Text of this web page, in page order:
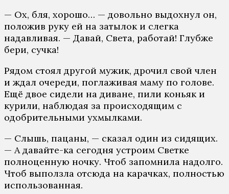
— Ох, бля, хорошо… — довольно выдохнул он,
положив руку ей на затылок и слегка
надавливая. — Давай, Света, работай! Глубже
бери, сучка!
Рядом стоял другой мужик, дрочил свой член
и ждал очереди, поглаживая маму по голове.
Ещё двое сидели на диване, пили коньяк и
курили, наблюдая за происходящим с
одобрительными ухмылками.
— Слышь, пацаны, — сказал один из сидящих.
— А давайте-ка сегодня устроим Светке
полноценную ночку. Чтоб запомнила надолго.
Чтоб выползла отсюда на карачках, полностью
использованная.